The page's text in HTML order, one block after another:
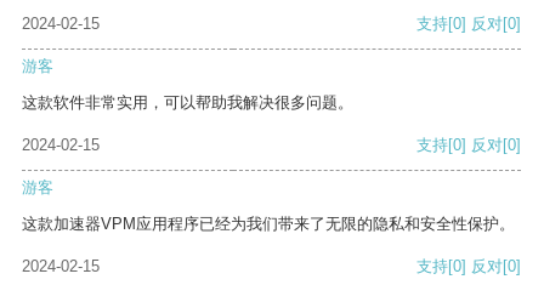
2024-02-15
支持[0] 反对[0]
游客
这款软件非常实用，可以帮助我解决很多问题。
2024-02-15 支持[0] 反对[0]
游客
这款加速器VPM应用程序已经为我们带来了无限的隐私和安全性保护。
2024-02-15 支持[0] 反对[0]